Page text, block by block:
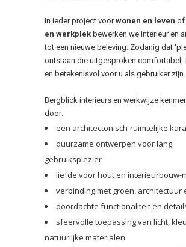
In ieder project voorwonen en leven of
en werkplek bewerken we interieur en
tot een nieuwe beleving. Zodanig dat
ontstaan die uitgesproken comfortabel,
en betekenisvol voor u als gebruiker zijn.
Bergblick interieurs en werkwijze
door:
een architectonisch-ruimtelijke
duurzame ontwerpen voor lang
gebruiksplezier
liefde voor hout en interieurbouw-
verbinding met groen, architectuur
doordachte functionaliteit en
sfeervolle toepassing van licht,
natuurlijke materialen